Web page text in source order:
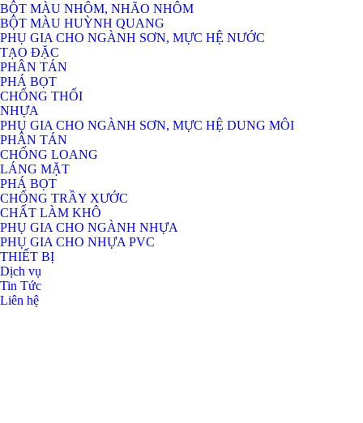
BỘT MÀU NHÔM, NHÃO NHÔM
BỘT MÀU HUỲNH QUANG
PHỤ GIA CHO NGÀNH SƠN, MỰC HỆ NƯỚC
TẠO ĐẶC
PHÂN TÁN
PHÁ BỌT
CHỐNG THỐI
NHỰA
PHỤ GIA CHO NGÀNH SƠN, MỰC HỆ DUNG MÔI
PHÂN TÁN
CHỐNG LOANG
LÁNG MẶT
PHÁ BỌT
CHỐNG TRẦY XƯỚC
CHẤT LÀM KHÔ
PHỤ GIA CHO NGÀNH NHỰA
PHỤ GIA CHO NHỰA PVC
THIẾT BỊ
Dịch vụ
Tin Tức
Liên hệ